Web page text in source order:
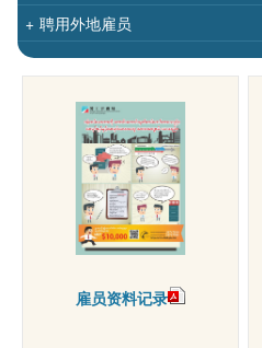
+ 聘用外地雇员
雇员资料记录